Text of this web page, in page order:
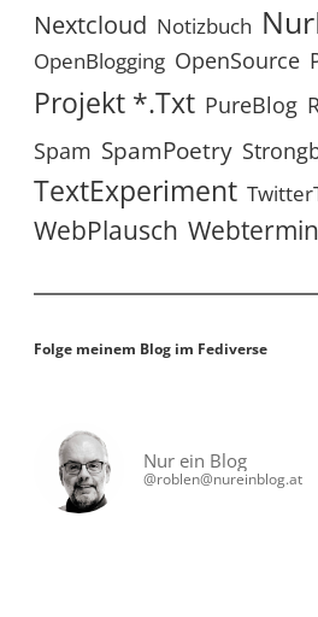
Nextcloud Notizbuch
OpenBlogging OpenSource
Projekt *.txt PureBlog
Spam SpamPoetry
TextExperiment
WebPlausch
Folge meinem Blog im Fediverse
Nur ein Blog
@roblen@nureinblog.at